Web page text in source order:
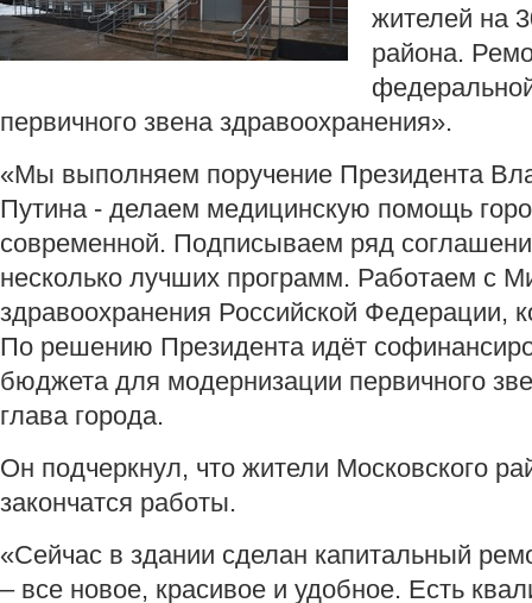
жителей на
района.
первичного звена здравоохранения».
«Мы выполняем поручение Президента
Путина - делаем медицинскую помощь
современной. Подписываем ряд
несколько лучших программ. Работаем с
здравоохранения Российской Федерации,
По решению Президента идёт
бюджета для модернизации первичного
глава города.
Он подчеркнул, что жители Московского
закончатся работы.
«Сейчас в здании сделан капитальный
– все новое, красивое и удобное. Есть